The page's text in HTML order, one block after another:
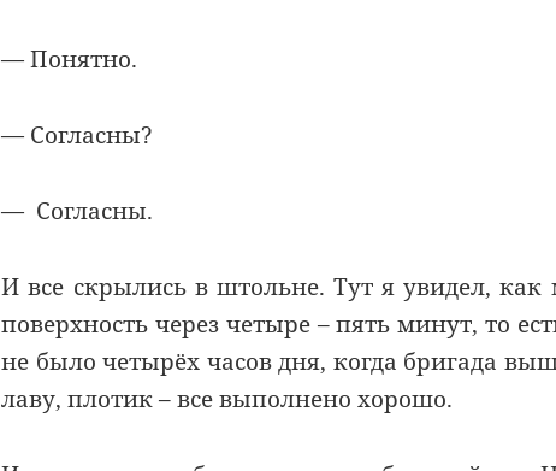
— Понятно.
— Согласны?
— Согласны.
И все скрылись в штольне. Тут я увидел,
поверхность через четыре – пять минут, то
не было четырёх часов дня, когда бригада
лаву, плотик – все выполнено хорошо.